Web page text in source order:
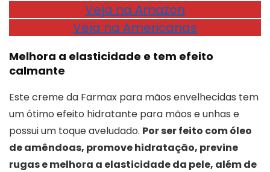
Veja na Amazon
Veja na Americanas
Melhora a elasticidade e tem efeito
calmante
Este creme da Farmax para mãos envelhecidas tem
um ótimo efeito hidratante para mãos e unhas e
possui um toque aveludado. Por ser feito com óleo
de amêndoas, promove hidratação, previne
rugas e melhora a elasticidade da pele, além de